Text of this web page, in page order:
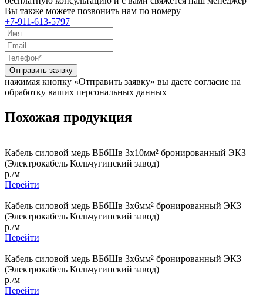
Вы также можете позвонить нам по номеру
+7-911-613-5797
Отправить заявку
нажимая кнопку «Отправить заявку» вы даете согласие на
обработку ваших персональных данных
Похожая продукция
Кабель силовой медь ВБбШв 3x10мм² бронированный ЭКЗ
(Электрокабель Кольчугинский завод)
р./м
Перейти
Кабель силовой медь ВБбШв 3x6мм² бронированный ЭКЗ
(Электрокабель Кольчугинский завод)
р./м
Перейти
Кабель силовой медь ВБбШв 3x6мм² бронированный ЭКЗ
(Электрокабель Кольчугинский завод)
р./м
Перейти